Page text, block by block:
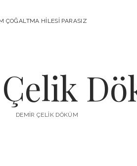
ÇOĞALTMA HILESI PARASIZ
DEMIR ÇELIK DÖKÜM